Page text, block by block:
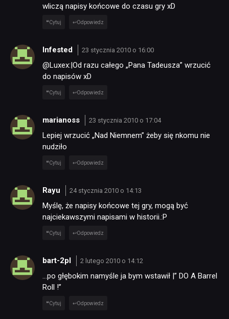
wliczą napisy końcowe do czasu gry xD
Cytuj Odpowiedz
Infested 23 stycznia 2010 o 16:00
@Luxex:|Od razu całego „Pana Tadeusza” wrzucić
do napisów xD
Cytuj Odpowiedz
marianoss 23 stycznia 2010 o 17:04
Lepiej wrzucić „Nad Niemnem” żeby się nkomu nie
nudziło
Cytuj Odpowiedz
Rayu 24 stycznia 2010 o 14:13
Myślę, że napisy końcowe tej gry, mogą być
najciekawszymi napisami w historii.:P
Cytuj Odpowiedz
bart-2pl 2 lutego 2010 o 14:12
…po głębokim namyśle ja bym wstawił |” DO A Barrel
Roll !”
Cytuj Odpowiedz